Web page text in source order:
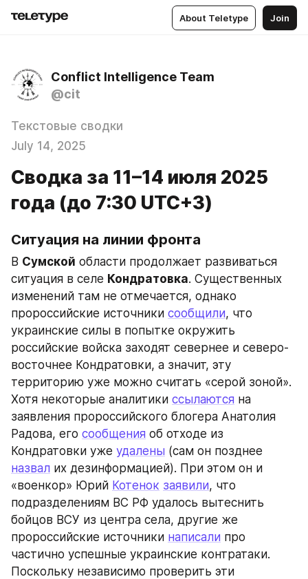
About Teletype Join
Conflict Intelligence Team
@cit
Текстовые сводки
July 14, 2025
Сводка за 11–14 июля 2025
года (до 7:30 UTC+3)
Ситуация на линии фронта
В Сумской области продолжает развиваться
ситуация в селе Кондратовка. Существенных
изменений там не отмечается, однако
пророссийские источники сообщили, что
украинские силы в попытке окружить
российские войска заходят севернее и северо-
восточнее Кондратовки, а значит, эту
территорию уже можно считать «серой зоной».
Хотя некоторые аналитики ссылаются на
заявления пророссийского блогера Анатолия
Радова, его сообщения об отходе из
Кондратовки уже удалены
назвал их дезинформацией). При этом он и
«военкор» Юрий Котенок заявили, что
подразделениям ВС РФ удалось вытеснить
бойцов ВСУ из центра села, другие же
пророссийские источники написали про
частично успешные украинские контратаки.
Поскольку независимо проверить эти